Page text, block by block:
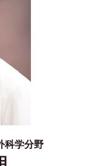
科学分野